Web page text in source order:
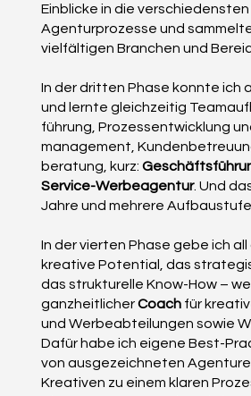
Einblicke in die verschiedensten
Agenturprozesse und
vielfältigen Branchen und
In der dritten Phase konnte ich
und lernte gleichzeitig
führung, Prozessentwicklung
management,
beratung, kurz:
Service-Werbeagentur. Und
Jahre und mehrere
In der vierten Phase gebe ich
kreative Potential, das
das strukturelle Know-How –
ganzheitlicherCoachfür
und Werbeabteilungen sowie
Dafür habe ich eigene Best-
von ausgezeichneten
Kreativen zu einem klaren